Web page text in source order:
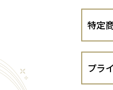
特定
プラ